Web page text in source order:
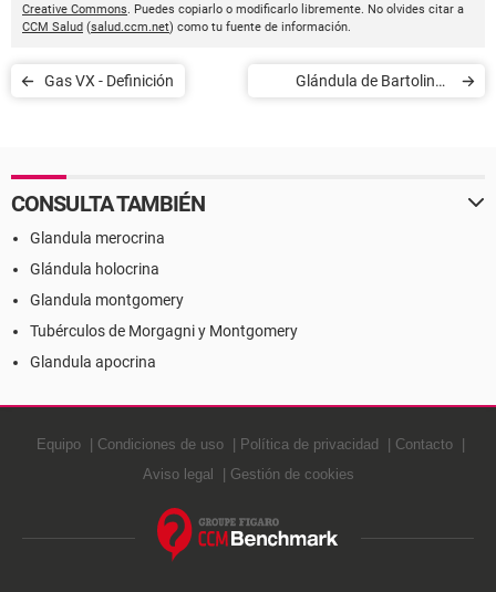
Creative Commons. Puedes copiarlo o modificarlo libremente. No olvides citar a
CCM Salud (salud.ccm.net) como tu fuente de información.
Gas VX - Definición
Glándula de Bartolino -
CONSULTA TAMBIÉN
Glandula merocrina
Glándula holocrina
Glandula montgomery
Tubérculos de Morgagni y Montgomery
Glandula apocrina
Equipo Condiciones de uso Política de privacidad
Contacto
Aviso legal
Gestión de cookies